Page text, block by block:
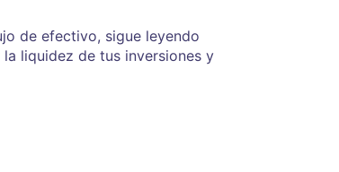
de efectivo, sigue leyendo
liquidez de tus inversiones y